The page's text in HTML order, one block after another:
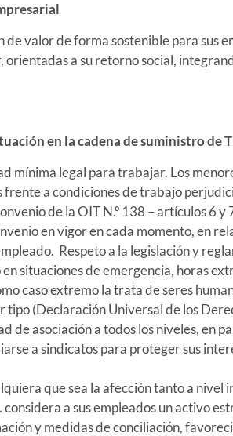
valor de forma sostenible para sus
a su retorno social,
en la cadena de suministro de
mínima legal para trabajar. Los
a condiciones de trabajo
de la OIT N.º 138 – artículos 6 y
en vigor en cada momento, en
Respeto a la legislación y
situaciones de emergencia, horas
caso extremo la trata de seres
(Declaración Universal de los
asociación a todos los niveles, en
a sindicatos para proteger sus
que sea la afección tanto a nivel
a sus empleados un activo
y medidas de conciliación,